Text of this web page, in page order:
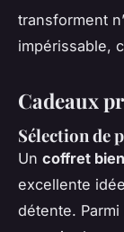
transforment
impérissable,
Cadeaux
Sélection de
Un coffret
excellente
détente.